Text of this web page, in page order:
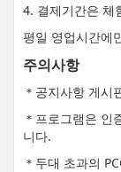
4. 결제기간은 체
평일 영업시간에
주의사항
＊공지사항 게시
＊프로그램은 인
니다.
＊두대 초과의